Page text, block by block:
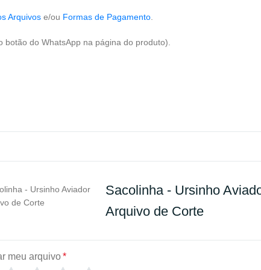
Arquivos e/ou Formas de Pagamento.
botão do WhatsApp na página do produto).
Sacolinha - Ursinho
Arquivo de Corte
meu arquivo*